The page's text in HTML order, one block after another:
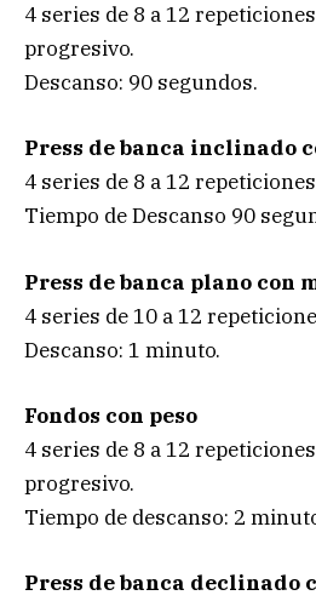
4 series de 8 a 12
progresivo.
Descanso: 90 segundos.
Press de banca inclinado
4 series de 8 a 12
Tiempo de Descanso 90
Press de banca plano con
4 series de 10 a 12
Descanso: 1 minuto.
Fondos con peso
4 series de 8 a 12
progresivo.
Tiempo de descanso: 2
Press de banca declinado